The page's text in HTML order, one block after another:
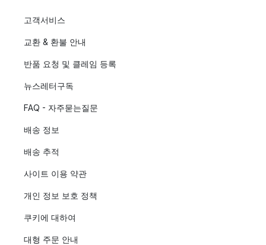
고객서비스
교환 & 환불 안내
반품 요청 및 클레임 등록
뉴스레터구독
FAQ - 자주묻는질문
배송 정보
배송 추적
사이트 이용 약관
개인 정보 보호 정책
쿠키에 대하여
대형 주문 안내